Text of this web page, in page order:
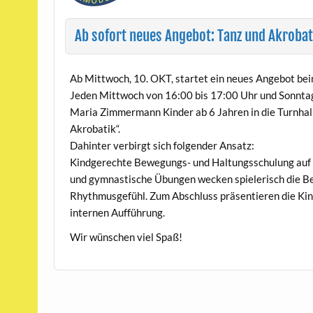
Ab sofort neues Angebot: Tanz und
Ab Mittwoch, 10. OKT, startet ein neues Angebot
Jeden Mittwoch von 16:00 bis 17:00 Uhr und
Maria Zimmermann Kinder ab 6 Jahren in die
Akrobatik“.
Dahinter verbirgt sich folgender Ansatz:
Kindgerechte Bewegungs- und Haltungsschulung
und gymnastische Übungen wecken spielerisch die
Rhythmusgefühl. Zum Abschluss präsentieren die
internen Aufführung.
Wir wünschen viel Spaß!